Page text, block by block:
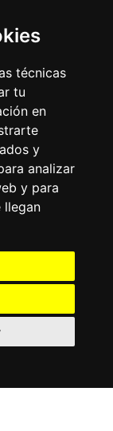
técnicas
tu
en
y
analizar
y para
llegan
reservados.